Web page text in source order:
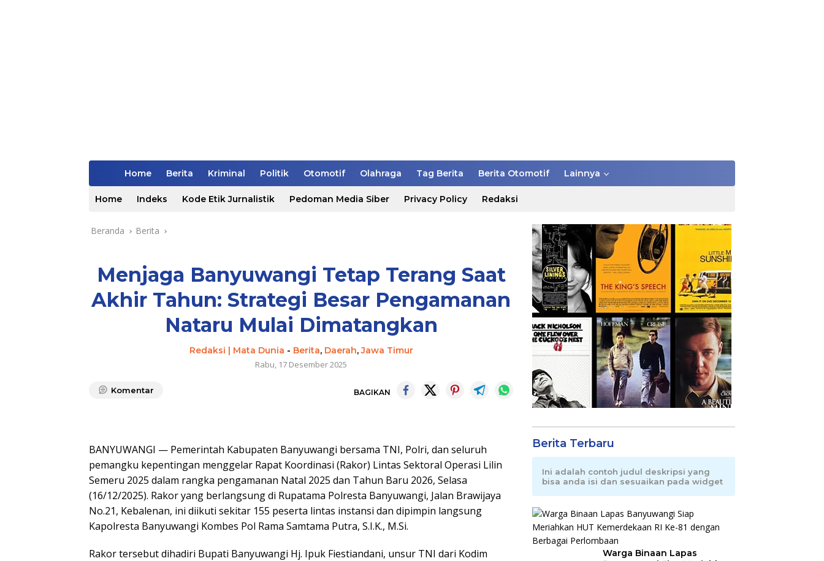
Home Berita Kriminal Politik Otomotif Olahraga Tag Berita Berita Otomotif Lainnya
Home Indeks Kode Etik Jurnalistik Pedoman Media Siber Privacy Policy Redaksi
Beranda Berita
Menjaga Banyuwangi Tetap Terang Saat
Akhir Tahun: Strategi Besar Pengamanan
Nataru Mulai Dimatangkan
Redaksi | Mata Dunia - Berita, Daerah,Jawa Timur
Rabu, 17 Desember 2025
Komentar BAGIKAN
BANYUWANGI — Pemerintah Kabupaten Banyuwangi bersama TNI, Polri, dan seluruh
pemangku kepentingan menggelar Rapat Koordinasi (Rakor) Lintas Sektoral Operasi Lilin
Semeru 2025 dalam rangka pengamanan Natal 2025 dan Tahun Baru 2026, Selasa
(16/12/2025). Rakor yang berlangsung di Rupatama Polresta Banyuwangi, Jalan Brawijaya
No.21, Kebalenan, ini diikuti sekitar 155 peserta lintas instansi dan dipimpin langsung
Kapolresta Banyuwangi Kombes Pol Rama Samtama Putra, S.I.K., M.Si.
Rakor tersebut dihadiri Bupati Banyuwangi Hj. Ipuk Fiestiandani, unsur TNI dari Kodim
Berita Terbaru
Ini adalah contoh judul deskripsi yang
bisa anda isi dan sesuaikan pada widget
Warga Binaan Lapas